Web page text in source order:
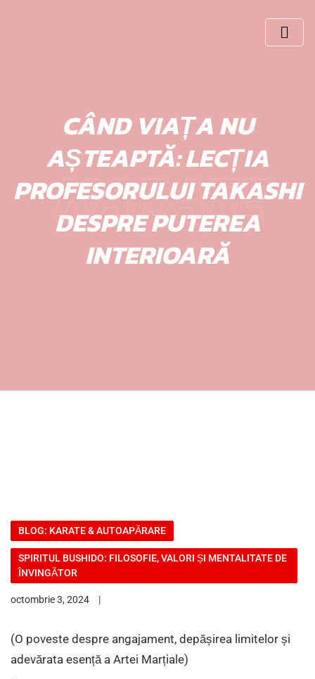
KARATE
CÂND VIAȚA NU
AȘTEAPTĂ: LECȚIA
PROFESORULUI TAKASHI
DESPRE PUTEREA
INTERIOARĂ
BLOG: KARATE & AUTOAPĂRARE
SPIRITUL BUSHIDO: FILOSOFIE, VALORI ȘI MENTALITATE DE
ÎNVINGĂTOR
octombrie 3, 2024
(O poveste despre angajament, depășirea limitelor și
adevărata esență a Artei Marțiale)